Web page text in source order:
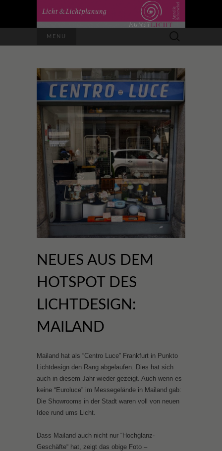
MENU
nach:
NEUES AUS DEM
HOTSPOT DES
LICHTDESIGN:
MAILAND
Mailand hat als “Centro Luce” Frankfurt in Punkto
Lichtdesign den Rang abgelaufen. Dies hat sich
auch in diesem Jahr wieder gezeigt. Auch wenn es
keine “Euroluce” im Messegelände in Mailand gab:
Die Showrooms in der Stadt waren voll von neuen
Idee rund ums Licht.
Dass Mailand auch nicht nur “Hochglanz-
Geschäfte“ hat, zeigt das obige Foto –